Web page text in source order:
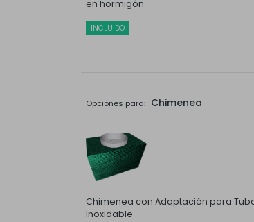
en hormigón
INCLUIDO
Opciones para: Chimenea
Chimenea con Adaptación para
Inoxidable